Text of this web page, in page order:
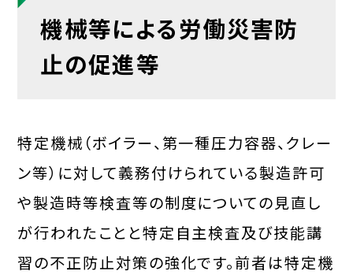
機械等による労働災害防
止の促進等
特定機械（ボイラー、第一種圧力容器、クレー
ン等）に対して義務付けられている製造許可
や製造時等検査等の制度についての見直し
が行われたことと特定自主検査及び技能講
習の不正防止対策の強化です。前者は特定機